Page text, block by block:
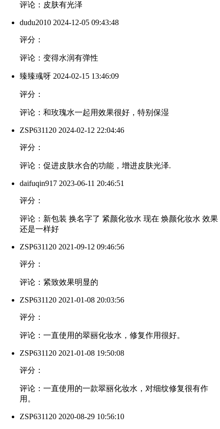
评论：皮肤有光泽
dudu2010 2024-12-05 09:43:48
评分：
评论：变得水润有弹性
臻臻彧呀 2024-02-15 13:46:09
评分：
评论：和玫瑰水一起用效果很好，特别保湿
ZSP631120 2024-02-12 22:04:46
评分：
评论：促进皮肤水合的功能，增进皮肤光泽.
daifuqin917 2023-06-11 20:46:51
评分：
评论：新包装 换名字了 紧颜化妆水 现在 焕颜化妆水 效果
还是一样好
ZSP631120 2021-09-12 09:46:56
评分：
评论：紧致效果明显的
ZSP631120 2021-01-08 20:03:56
评分：
评论：一直使用的翠丽化妆水，修复作用很好。
ZSP631120 2021-01-08 19:50:08
评分：
评论：一直使用的一款翠丽化妆水，对细纹修复很有作
用。
ZSP631120 2020-08-29 10:56:10